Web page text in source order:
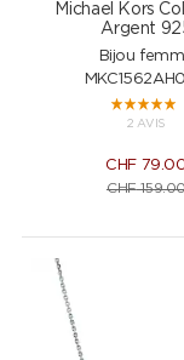
Michael Kors
Argent
Bijou
2 AVIS
CHF
CHF